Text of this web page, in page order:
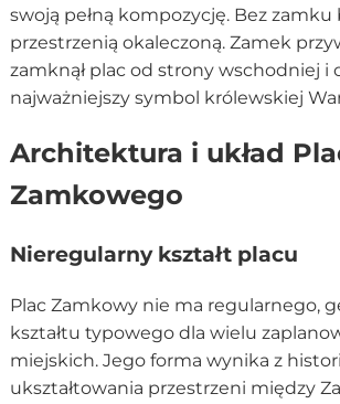
swoją pełną kompozycję. Bez zamku
przestrzenią okaleczoną. Zamek
zamknął plac od strony wschodniej i
najważniejszy symbol królewskiej
Architektura i układ
Zamkowego
Nieregularny kształt placu
Plac Zamkowy nie ma regularnego,
kształtu typowego dla wielu
miejskich. Jego forma wynika z
ukształtowania przestrzeni między